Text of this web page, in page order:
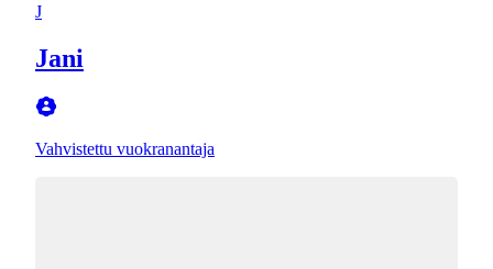
J
Jani
Vahvistettu vuokranantaja